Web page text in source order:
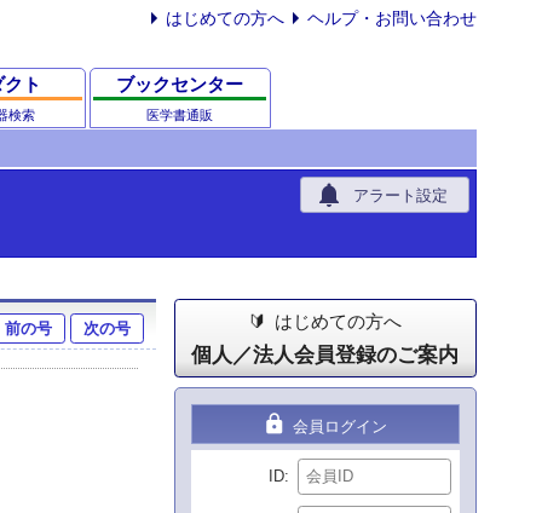
はじめての方へ ヘルプ・お問い合わせ
ト
検索
ブックセンター
医学書通販
notifications アラート設定
前の号 次の号 はじめての方へ
個人／法人会員登録のご案内
lock 会員ログイン
ID